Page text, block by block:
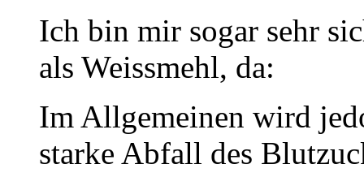
Ich bin mir sogar sehr
als Weissmehl, da:
Im Allgemeinen wird
starke Abfall des